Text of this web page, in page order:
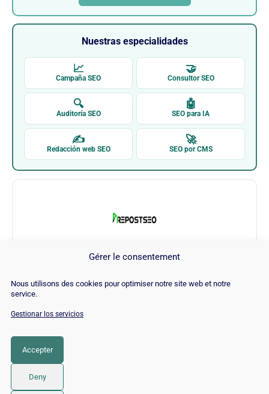
Gérer le consentement
Nous utilisons des cookies pour optimiser notre site web et notre
service.
Gestionar los servicios
Accepter
Deny
Nuestras especialidades
📈
Campaña SEO
🤝
Consultor SEO
🔍
Auditoría SEO
🤖
SEO para IA
✍
Redacción web SEO
🚀
SEO por CMS
CATEGORÍA
© 2026 Twaino